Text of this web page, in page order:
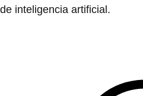
de inteligencia artificial.